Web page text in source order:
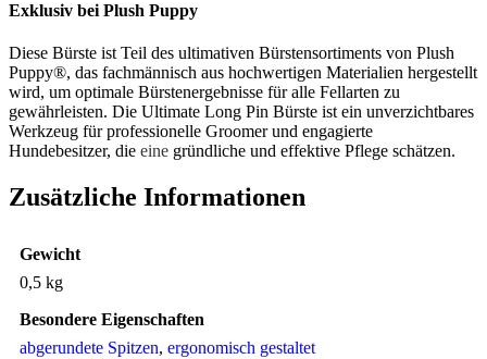
Exklusiv bei Plush Puppy
Diese Bürste ist Teil des ultimativen Bürstensortiments von Plush
Puppy®, das fachmännisch aus hochwertigen Materialien hergestellt
wird, um optimale Bürstenergebnisse für alle Fellarten zu
gewährleisten. Die Ultimate Long Pin Bürste ist ein unverzichtbares
Werkzeug für professionelle Groomer und engagierte
Hundebesitzer, die eine gründliche und effektive Pflege schätzen.
Zusätzliche Informationen
Gewicht
0,5 kg
Besondere Eigenschaften
abgerundete Spitzen, ergonomisch gestaltet